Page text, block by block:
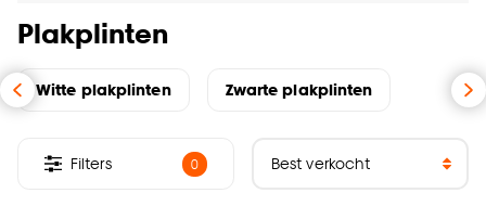
Plakplinten
Witte plakplinten Zwarte plakplinten
Filters 0